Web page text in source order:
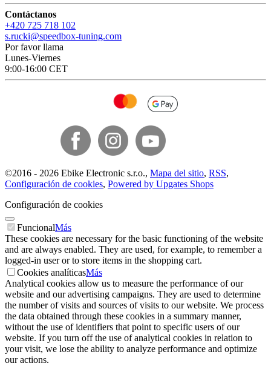
Contáctanos
+420 725 718 102
s.rucki@speedbox-tuning.com
Por favor llama
Lunes-Viernes
9:00-16:00 CET
©2016 - 2026 Ebike Electronic s.r.o., Mapa del sitio, RSS,
Configuración de cookies, Powered by Upgates Shops
Configuración de cookies
FuncionalMás
These cookies are necessary for the basic functioning of the website
and are always enabled. They are used, for example, to remember a
logged-in user or to store items in the shopping cart.
Cookies analíticasMás
Analytical cookies allow us to measure the performance of our
website and our advertising campaigns. They are used to determine
the number of visits and sources of visits to our website. We process
the data obtained through these cookies in a summary manner,
without the use of identifiers that point to specific users of our
website. If you turn off the use of analytical cookies in relation to
your visit, we lose the ability to analyze performance and optimize
our actions.